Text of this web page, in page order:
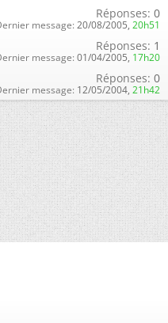
Réponses: 0
message: 20/08/2005, 20h51
Réponses: 1
message: 01/04/2005, 17h20
Réponses: 0
message: 12/05/2004, 21h42